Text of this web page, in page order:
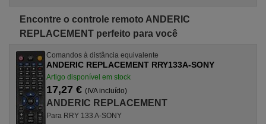
Encontre o controle remoto ANDERIC
REPLACEMENT perfeito para você
Comandos à distância equivalente
ANDERIC REPLACEMENT RRY133A-SONY
Artigo disponível em stock
17,27 € (IVA incluído)
ANDERIC REPLACEMENT
Para RRY 133 A-SONY